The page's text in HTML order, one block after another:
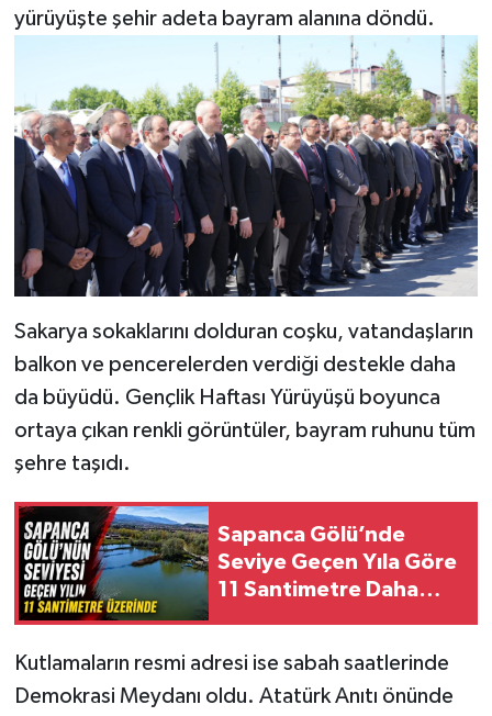
yürüyüşte şehir adeta bayram alanına döndü.
Sakarya sokaklarını dolduran coşku, vatandaşların
balkon ve pencerelerden verdiği destekle daha
da büyüdü. Gençlik Haftası Yürüyüşü boyunca
ortaya çıkan renkli görüntüler, bayram ruhunu tüm
şehre taşıdı.
Sapanca Gölü’nde
Seviye Geçen Yıla Göre
11 Santimetre Daha
Kutlamaların resmi adresi ise sabah saatlerinde
Demokrasi Meydanı oldu. Atatürk Anıtı önünde